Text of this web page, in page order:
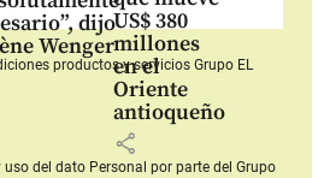
dijo
Wenger
US$ 380
millones
en el
Oriente
antioqueño
share
productos y serviciosGrupo EL
del dato Personal por parte del Grupo